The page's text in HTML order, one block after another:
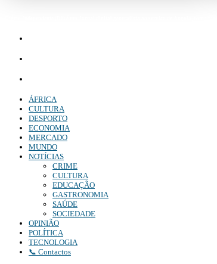
ÁFRICA
CULTURA
DESPORTO
ECONOMIA
MERCADO
MUNDO
NOTÍCIAS
CRIME
CULTURA
EDUCAÇÃO
GASTRONOMIA
SAÚDE
SOCIEDADE
OPINIÃO
POLÍTICA
TECNOLOGIA
📞 Contactos